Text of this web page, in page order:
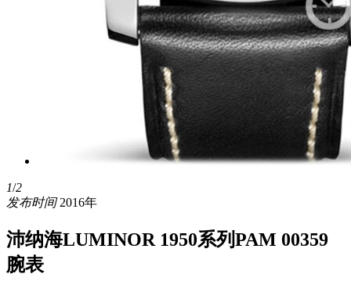
1/2
发布时间 2016年
沛纳海LUMINOR 1950系列PAM 00359
腕表